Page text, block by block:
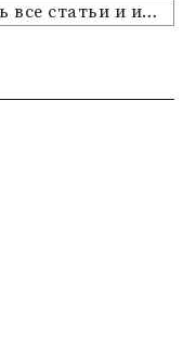
Статьи и интервьюСмотреть все статьи и интервью